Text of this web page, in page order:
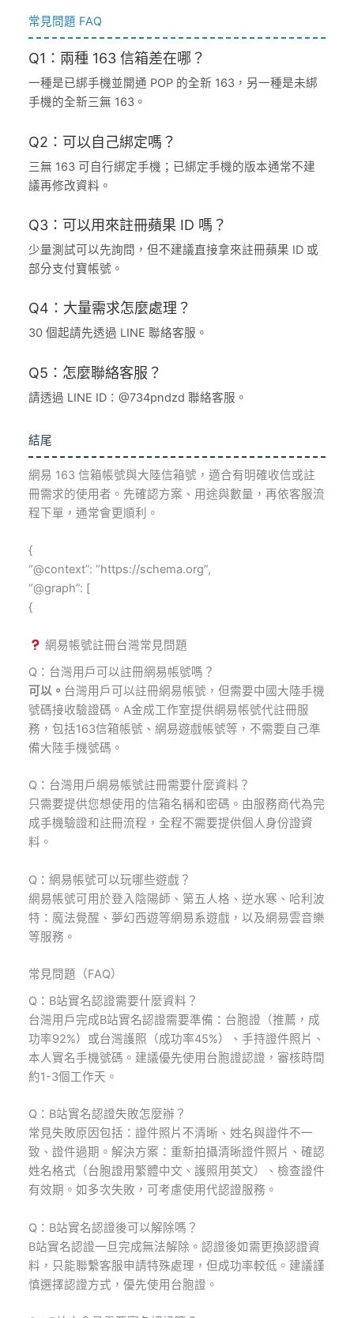
常見問題 FAQ
Q1：兩種 163 信箱差在哪？
一種是已綁手機並開通 POP 的全新 163，另一種是未綁
手機的全新三無 163。
Q2：可以自己綁定嗎？
三無 163 可自行綁定手機；已綁定手機的版本通常不建
議再修改資料。
Q3：可以用來註冊蘋果 ID 嗎？
少量測試可以先詢問，但不建議直接拿來註冊蘋果 ID 或
部分支付寶帳號。
Q4：大量需求怎麼處理？
30 個起請先透過 LINE 聯絡客服。
Q5：怎麼聯絡客服？
請透過 LINE ID：@734pndzd 聯絡客服。
結尾
網易 163 信箱帳號與大陸信箱號，適合有明確收信或註
冊需求的使用者。先確認方案、用途與數量，再依客服流
程下單，通常會更順利。
{
“@context”: “https://schema.org”,
“@graph”: [
{
網易帳號註冊台灣常見問題
Q：台灣用戶可以註冊網易帳號嗎？
可以。 台灣用戶可以註冊網易帳號，但需要中國大陸手機
號碼接收驗證碼。A金成工作室提供網易帳號代註冊服
務，包括163信箱帳號、網易遊戲帳號等，不需要自己準
備大陸手機號碼。
Q：台灣用戶網易帳號註冊需要什麼資料？
只需要提供您想使用的信箱名稱和密碼。由服務商代為完
成手機驗證和註冊流程，全程不需要提供個人身份證資
料。
Q：網易帳號可以玩哪些遊戲？
網易帳號可用於登入陰陽師、第五人格、逆水寒、哈利波
特：魔法覺醒、夢幻西遊等網易系遊戲，以及網易雲音樂
等服務。
常見問題（FAQ）
Q：B站實名認證需要什麼資料？
台灣用戶完成B站實名認證需要準備：台胞證（推薦，成
功率92%）或台灣護照（成功率45%）、手持證件照片、
本人實名手機號碼。建議優先使用台胞證認證，審核時間
約1-3個工作天。
Q：B站實名認證失敗怎麼辦？
常見失敗原因包括：證件照片不清晰、姓名與證件不一
致、證件過期。解決方案：重新拍攝清晰證件照片、確認
姓名格式（台胞證用繁體中文、護照用英文）、檢查證件
有效期。如多次失敗，可考慮使用代認證服務。
Q：B站實名認證後可以解除嗎？
B站實名認證一旦完成無法解除。認證後如需更換認證資
料，只能聯繫客服申請特殊處理，但成功率較低。建議謹
慎選擇認證方式，優先使用台胞證。